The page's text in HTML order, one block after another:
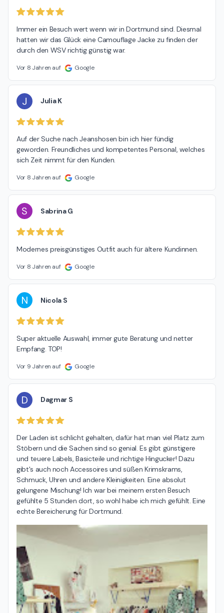
Immer ein Besuch wert wenn wir in Dortmund sind. Diesmal
hatten wir das Glück eine Camouflage Jacke zu finden der
durch den WSV richtig günstig war.
Vor 8 Jahren auf Google
J Julia K
Auf der Suche nach Jeanshosen bin ich hier fündig
geworden. Freundliches und kompetentes Personal, welches
sich Zeit nimmt für den Kunden.
Vor 8 Jahren auf Google
S Sabrina G
Modernes preisgünstiges Outfit auch für ältere Kundinnen.
Vor 8 Jahren auf Google
N Nicola S
Super aktuelle Auswahl, immer gute Beratung und netter
Empfang. TOP!
Vor 9 Jahren auf Google
D Dagmar S
Der Laden ist schlicht gehalten, dafür hat man viel Platz zum
Stöbern und die Sachen sind so genial. Es gibt günstigere
und teuere Labels, Basicteile und richtige Hingucker! Dazu
gibt's auch noch Accessoires und süßen Krimskrams,
Schmuck, Uhren und andere Kleinigkeiten. Eine absolut
gelungene Mischung! Ich war bei meinem ersten Besuch
gefühlte 5 Stunden dort, so wohl habe ich mich gefühlt. Eine
echte Bereicherung für Dortmund.